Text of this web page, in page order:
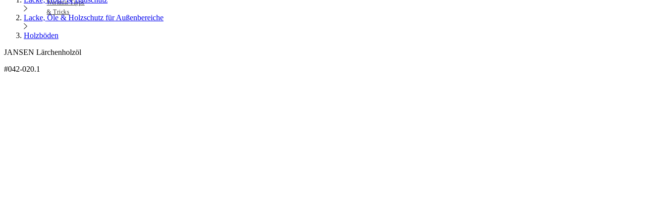
Werkmit Tipps
& Tricks
Lacke, Öle & Holzschutz für Außenbereiche
Holzböden
JANSEN Lärchenholzöl
#042-020.1